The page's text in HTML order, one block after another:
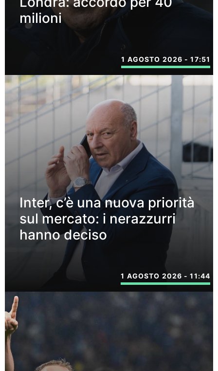
milioni
1 AGOSTO 2026 - 17:51
Inter, c’è una nuova priorità
sul mercato: i nerazzurri
hanno deciso
1 AGOSTO 2026 - 11:44